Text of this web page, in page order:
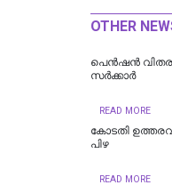
OTHER
പെൻഷൻ
സർക്കാർ
READ MORE
കോടതി
പിഴ
READ MORE